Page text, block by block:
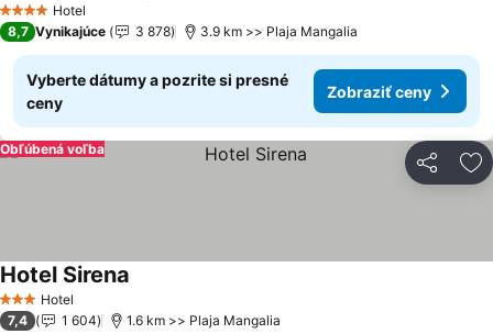
4 Počet hviezdičiek
Hotel
8,7 Vynikajúce 3 878 3.9 km >> Plaja Mangalia
Vyberte dátumy a pozrite si presné
ceny
Zobraziť ceny
Zdieľať
Obľúbená voľba
3 Počet hviezdičiek
Hotel
Hotel Sirena
7,4 1 604 1.6 km >> Plaja Mangalia